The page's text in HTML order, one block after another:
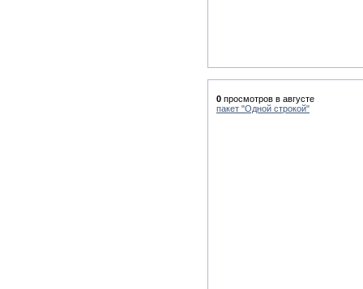
0 просмотров в августе
пакет "Одной строкой"